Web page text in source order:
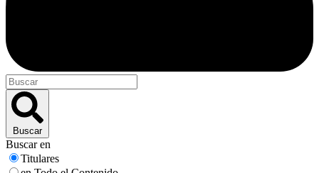
Buscar
Buscar en
Titulares